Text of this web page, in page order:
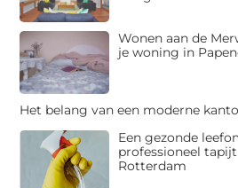
Wonen aan de
je woning in
Het belang van een moderne
Een gezonde
professioneel
Rotterdam